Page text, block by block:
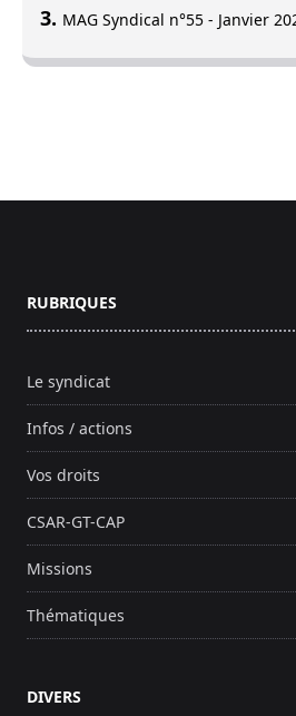
MAG Syndical n°55 - Janvier
RUBRIQUES
Le syndicat
Infos / actions
Vos droits
CSAR-GT-CAP
Missions
Thématiques
DIVERS